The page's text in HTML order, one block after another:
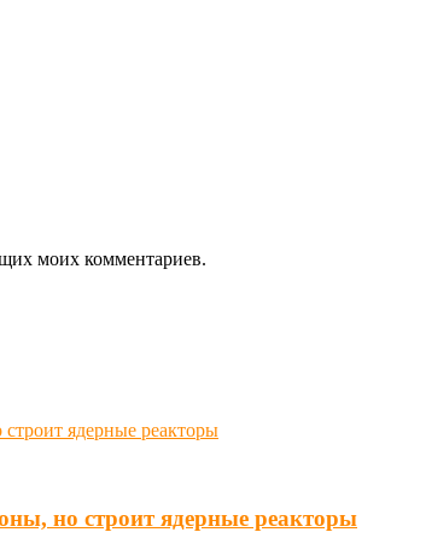
моих комментариев.
но строит ядерные реакторы